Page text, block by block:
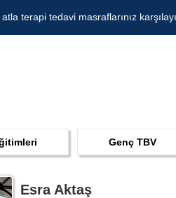
terapi tedavi masraflarınız
Genç TBV
Esra Aktaş